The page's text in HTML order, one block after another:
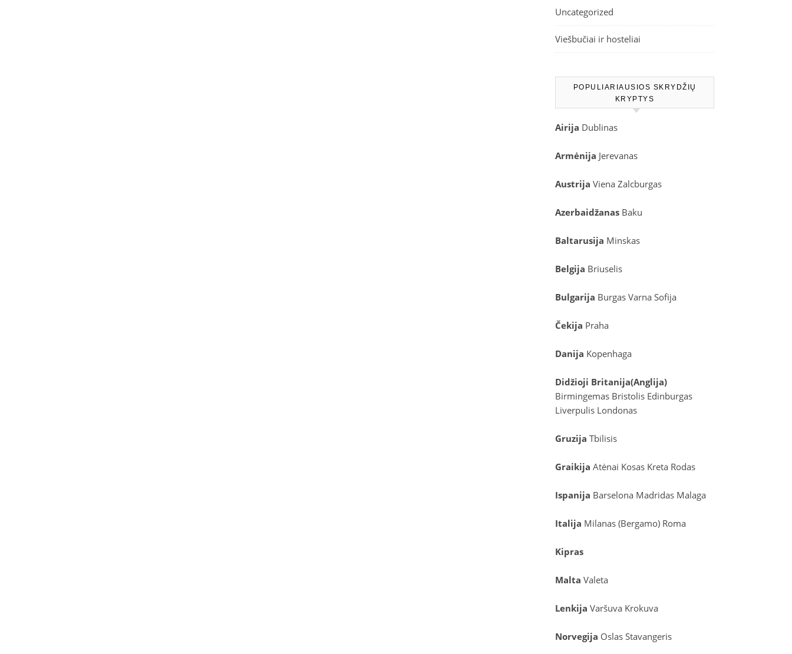
Uncategorized
Viešbučiai ir hosteliai
POPULIARIAUSIOS SKRYDŽIŲ
KRYPTYS
Airija Dublinas
Armėnija Jerevanas
Austrija Viena Zalcburgas
Azerbaidžanas Baku
Baltarusija Minskas
Belgija Briuselis
Bulgarija Burgas Varna Sofija
Čekija Praha
Danija Kopenhaga
Didžioji Britanija(Anglija)
Birmingemas Bristolis Edinburgas
Liverpulis Londonas
Gruzija Tbilisis
Graikija Atėnai Kosas Kreta Rodas
Ispanija Barselona Madridas Malaga
Italija Milanas (Bergamo) Roma
Kipras
Malta Valeta
Lenkija Varšuva Krokuva
Norvegija Oslas Stavangeris